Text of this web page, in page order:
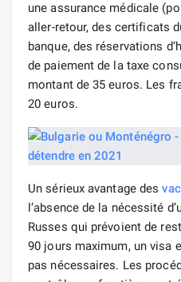
une assurance médicale
aller-retour, des certificats
banque, des réservations
de paiement de la taxe
montant de 35 euros. Les
20 euros.
Un sérieux avantage des
l’absence de la nécessité
Russes qui prévoient de
90 jours maximum, un visa
pas nécessaires. Les